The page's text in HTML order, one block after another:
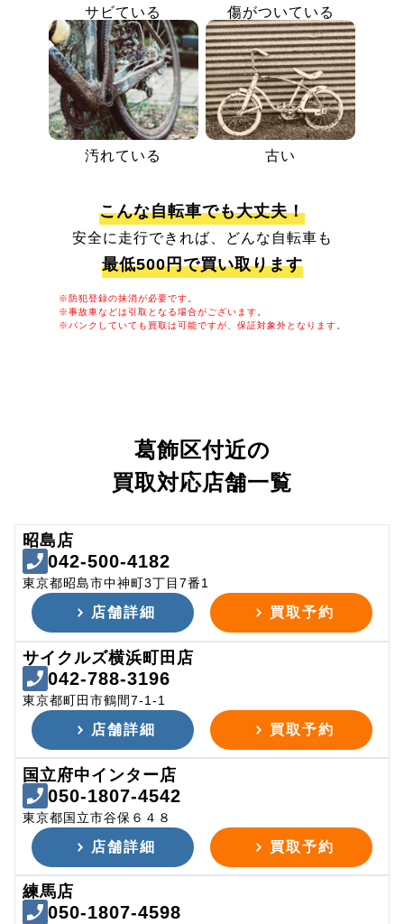
サビている 傷がついている
汚れている 古い
こんな自転車でも大丈夫！
安全に走行できれば、どんな自転車も
最低500円で買い取ります
※防犯登録の抹消が必要です。
※事故車などは引取となる場合がございます。
※パンクしていても買取は可能ですが、保証対象外となります。
葛飾区付近の
買取対応店舗一覧
昭島店
042-500-4182
東京都昭島市中神町3丁目7番1
店舗詳細 買取予約
サイクルズ横浜町田店
042-788-3196
東京都町田市鶴間7-1-1
店舗詳細 買取予約
国立府中インター店
050-1807-4542
東京都国立市谷保６４８
店舗詳細 買取予約
練馬店
050-1807-4598